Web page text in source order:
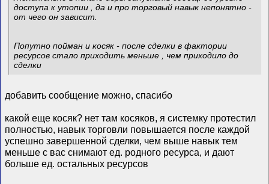
доступа к утопии , да и про торговый навык непонятно -
от чего он зависит.
Попутно пойман и косяк - после сделки в фактории
ресурсов стало приходить меньше , чем приходило до
сделки
добавить сообщение можно, спасибо
какой еще косяк? нет там косяков, я системку протестил
полностью, навык торговли повышается после каждой
успешно завершенной сделки, чем выше навык тем
меньше с вас снимают ед. родного ресурса, и дают
больше ед. остальных ресурсов